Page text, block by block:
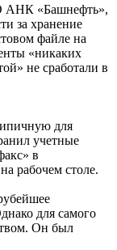
АНК «Башнефть»,
за хранение
файле на
«никаких
не сработали в
для
учетные
в
рабочем столе.
для самого
Он был